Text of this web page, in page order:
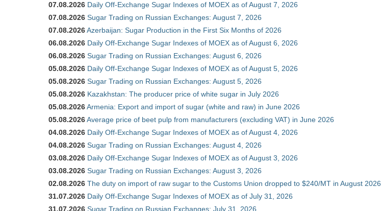
07.08.2026 Daily Off-Exchange Sugar Indexes of MOEX as of August 7, 2026
07.08.2026 Sugar Trading on Russian Exchanges: August 7, 2026
07.08.2026Azerbaijan: Sugar Production in the First Six Months of 2026
06.08.2026 Daily Off-Exchange Sugar Indexes of MOEX as of August 6, 2026
06.08.2026 Sugar Trading on Russian Exchanges: August 6, 2026
05.08.2026 Daily Off-Exchange Sugar Indexes of MOEX as of August 5, 2026
05.08.2026 Sugar Trading on Russian Exchanges: August 5, 2026
05.08.2026 Kazakhstan: The producer price of white sugar in July 2026
05.08.2026Armenia: Export and import of sugar (white and raw) in June 2026
05.08.2026Average price of beet pulp from manufacturers (excluding VAT) in June 2026
04.08.2026 Daily Off-Exchange Sugar Indexes of MOEX as of August 4, 2026
04.08.2026 Sugar Trading on Russian Exchanges: August 4, 2026
03.08.2026 Daily Off-Exchange Sugar Indexes of MOEX as of August 3, 2026
03.08.2026 Sugar Trading on Russian Exchanges: August 3, 2026
02.08.2026 The duty on import of raw sugar to the Customs Union dropped to $240/MT in August 2026
31.07.2026 Daily Off-Exchange Sugar Indexes of MOEX as of July 31, 2026
31.07.2026 Sugar Trading on Russian Exchanges: July 31, 2026